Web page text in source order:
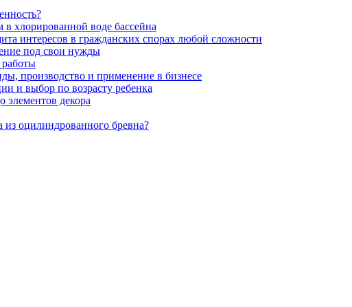
хлорированной воде бассейна
интересов в гражданских спорах любой сложности
под свои нужды
производство и применение в бизнесе
и выбор по возрасту ребенка
элементов декора
из оцилиндрованного бревна?